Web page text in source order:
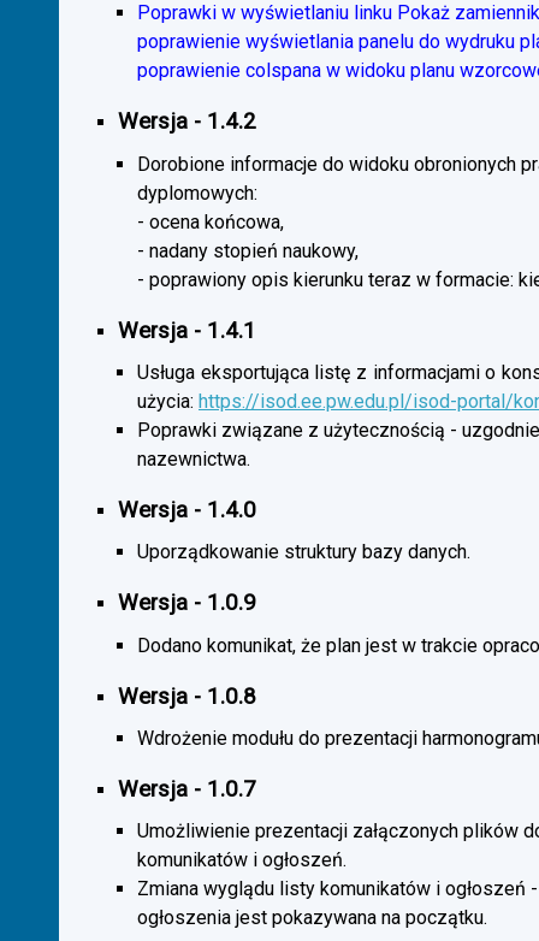
Poprawki w wyświetlaniu linku Pokaż
poprawienie wyświetlania panelu do wydruku
poprawienie colspana w widoku planu
Wersja - 1.4.2
Dorobione informacje do widoku obronionych
dyplomowych:
- ocena końcowa,
- nadany stopień naukowy,
- poprawiony opis kierunku teraz w formacie:
Wersja - 1.4.1
Usługa eksportująca listę z informacjami o
użycia: https://isod.ee.pw.edu.pl/isod-portal/
Poprawki związane z użytecznością -
nazewnictwa.
Wersja - 1.4.0
Uporządkowanie struktury bazy danych.
Wersja - 1.0.9
Dodano komunikat, że plan jest w trakcie
Wersja - 1.0.8
Wdrożenie modułu do prezentacji
Wersja - 1.0.7
Umożliwienie prezentacji załączonych plików
komunikatów i ogłoszeń.
Zmiana wyglądu listy komunikatów i ogłoszeń
ogłoszenia jest pokazywana na początku.